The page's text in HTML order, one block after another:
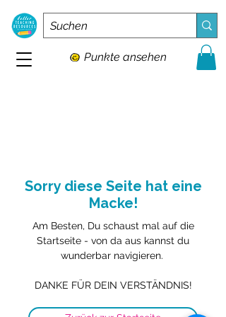
Punkte ansehen
Sorry diese Seite hat eine
Macke!
Am Besten, Du schaust mal auf die
Startseite - von da aus kannst du
wunderbar navigieren.
DANKE FÜR DEIN VERSTÄNDNIS!